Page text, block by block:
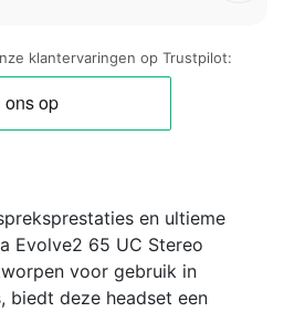
klantervaringen op Trustpilot:
en ultieme
Evolve2 65 UC Stereo
voor gebruik in
biedt deze headset een